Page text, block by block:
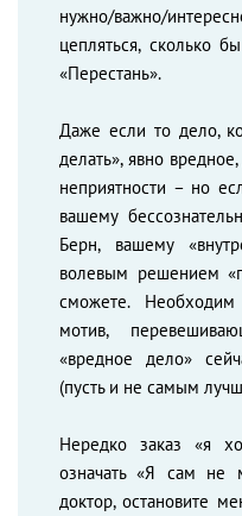
нужно/важно/
цепляться, сколько
«Перестань».
Даже если то дело,
делать», явно
неприятности – но
вашему
Берн, вашему
волевым решением
сможете.
мотив,
«вредное дело»
(пусть и не самым
Нередко заказ «я
означать «Я сам не
доктор, остановите